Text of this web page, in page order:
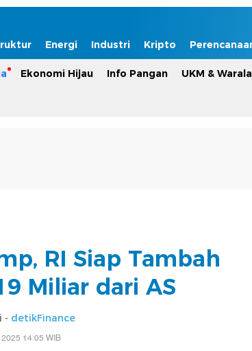
Energi Industri Kripto
Ekonomi Hijau Info Pangan UKM &
RI Siap Tambah
Miliar dari AS
- detikFinance
14:05 WIB